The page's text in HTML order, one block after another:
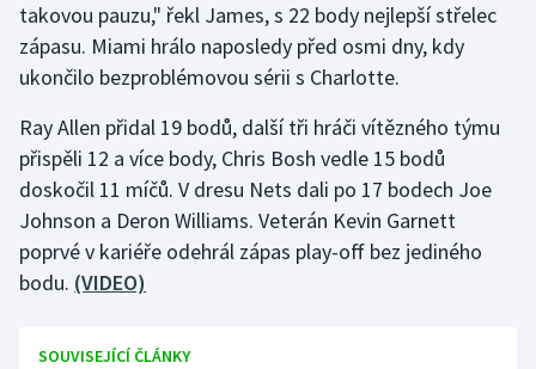
Házená
Judo
Krasobruslení
Lezení
takovou pauzu," řekl James, s 22 body nejlepší střelec
zápasu. Miami hrálo naposledy před osmi dny, kdy
ukončilo bezproblémovou sérii s Charlotte.
Ray Allen přidal 19 bodů, další tři hráči vítězného týmu
přispěli 12 a více body, Chris Bosh vedle 15 bodů
doskočil 11 míčů. V dresu Nets dali po 17 bodech Joe
Johnson a Deron Williams. Veterán Kevin Garnett
poprvé v kariéře odehrál zápas play-off bez jediného
bodu. (VIDEO)
SOUVISEJÍCÍ ČLÁNKY